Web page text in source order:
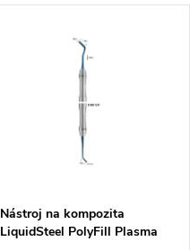
Nástroj na kompozita
LiquidSteel PolyFill Plasma